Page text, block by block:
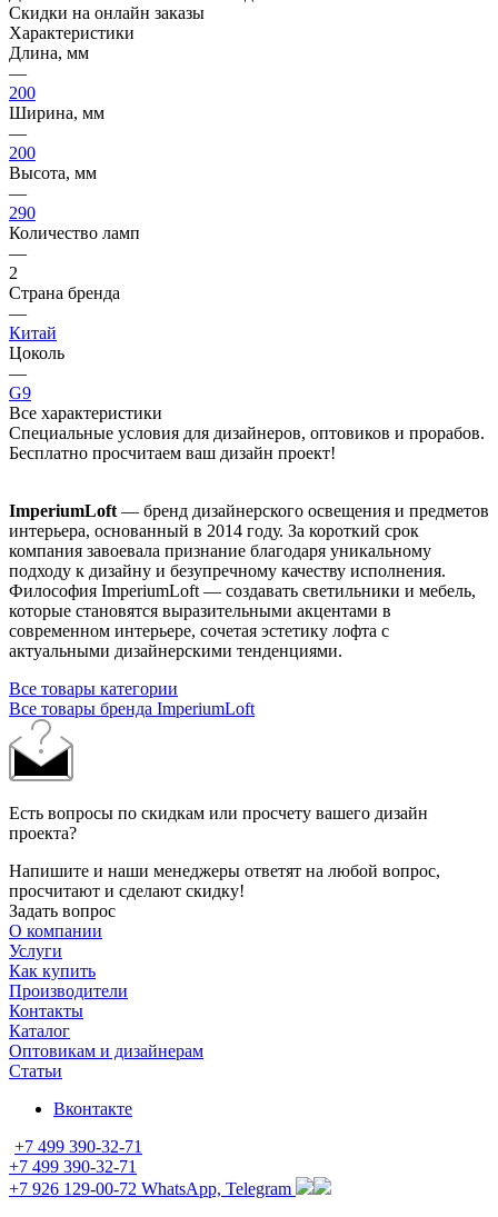
Скидки на онлайн заказы
Характеристики
Длина, мм
—
200
Ширина, мм
—
200
Высота, мм
—
290
Количество ламп
—
2
Страна бренда
—
Китай
Цоколь
—
G9
Все характеристики
Специальные условия для дизайнеров, оптовиков и прорабов.
Бесплатно просчитаем ваш дизайн проект!
ImperiumLoft — бренд дизайнерского освещения и предметов
интерьера, основанный в 2014 году. За короткий срок
компания завоевала признание благодаря уникальному
подходу к дизайну и безупречному качеству исполнения.
Философия ImperiumLoft — создавать светильники и мебель,
которые становятся выразительными акцентами в
современном интерьере, сочетая эстетику лофта с
актуальными дизайнерскими тенденциями.
Все товары категории
Все товары бренда ImperiumLoft
Есть вопросы по скидкам или просчету вашего дизайн
проекта?
Напишите и наши менеджеры ответят на любой вопрос,
просчитают и сделают скидку!
Задать вопрос
О компании
Услуги
Как купить
Производители
Контакты
Каталог
Оптовикам и дизайнерам
Статьи
Вконтакте
+7 499 390-32-71
+7 499 390-32-71
+7 926 129-00-72 WhatsApp, Telegram